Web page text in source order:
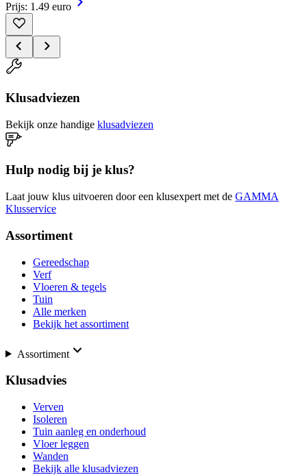
Prijs: 1.49 euro
Klusadviezen
Bekijk onze handige klusadviezen
Hulp nodig bij je klus?
Laat jouw klus uitvoeren door een klusexpert met de GAMMA
Klusservice
Assortiment
Gereedschap
Verf
Vloeren & tegels
Tuin
Alle merken
Bekijk het assortiment
Assortiment
Klusadvies
Verven
Isoleren
Tuin aanleg en onderhoud
Vloer leggen
Wanden
Bekijk alle klusadviezen